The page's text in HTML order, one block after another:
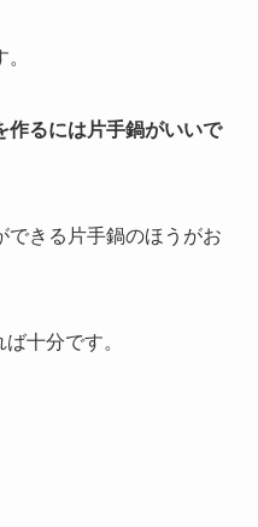
作るには片手鍋がいいで
できる片手鍋のほうがお
十分です。